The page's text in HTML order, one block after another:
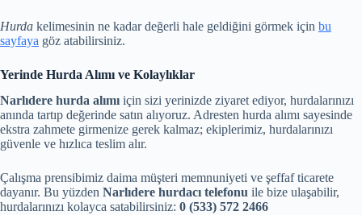
Hurda kelimesinin ne kadar değerli hale geldiğini görmek için bu
sayfaya göz atabilirsiniz.
Yerinde Hurda Alımı ve Kolaylıklar
Narlıdere hurda alımı için sizi yerinizde ziyaret ediyor, hurdalarınızı
anında tartıp değerinde satın alıyoruz. Adresten hurda alımı sayesinde
ekstra zahmete girmenize gerek kalmaz; ekiplerimiz, hurdalarınızı
güvenle ve hızlıca teslim alır.
Çalışma prensibimiz daima müşteri memnuniyeti ve şeffaf ticarete
dayanır. Bu yüzden Narlıdere hurdacı telefonu ile bize ulaşabilir,
hurdalarınızı kolayca satabilirsiniz: 0 (533) 572 2466